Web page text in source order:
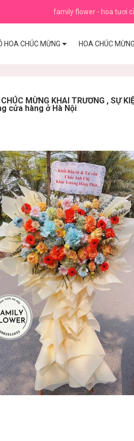
family flower - hoa tươi
HOA CHÚC MỪNG HOA CHÚC
MỪNG KHAI TRƯƠNG , SỰ
cửa hàng ở Hà Nội